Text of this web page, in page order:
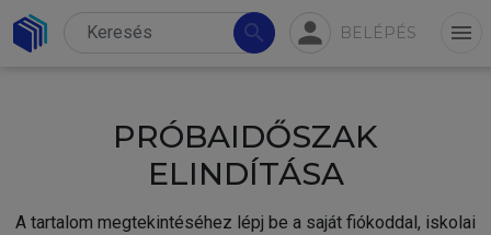
search person BELÉPÉS menu
PRÓBAIDŐSZAK
ELINDÍTÁSA
A tartalom megtekintéséhez lépj be a saját fiókoddal, iskolai